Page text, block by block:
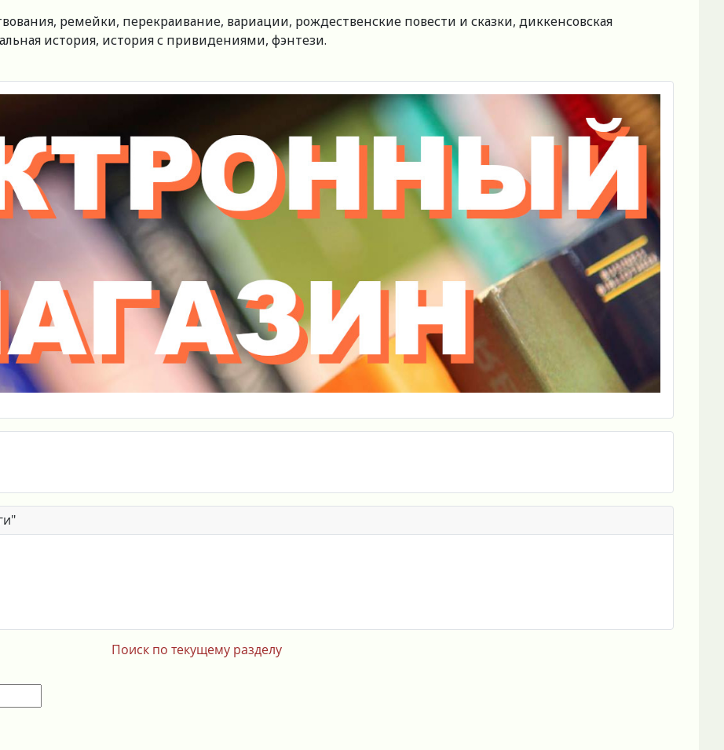
ремейки, перекраивание, вариации, рождественские повести и сказки, диккенсовская
история, история с привидениями, фэнтези.
Поиск по текущему разделу